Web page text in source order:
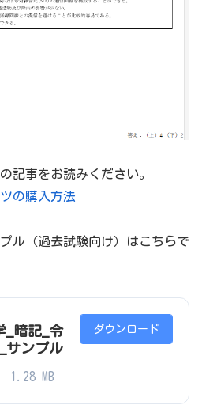
記事をお読みください。
の購入方法
ル（過去試験向け）はこちらで
_暗記_令
サンプル
1.28 MB
ダウンロード